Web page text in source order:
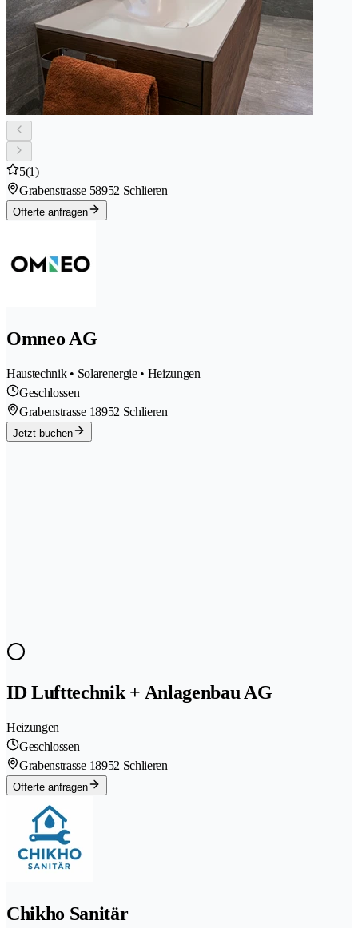
5(1)
Grabenstrasse 58952 Schlieren
Offerte anfragen
Omneo AG
Haustechnik • Solarenergie • Heizungen
Geschlossen
Grabenstrasse 18952 Schlieren
Jetzt buchen
ID Lufttechnik + Anlagenbau AG
Heizungen
Geschlossen
Grabenstrasse 18952 Schlieren
Offerte anfragen
Chikho Sanitär